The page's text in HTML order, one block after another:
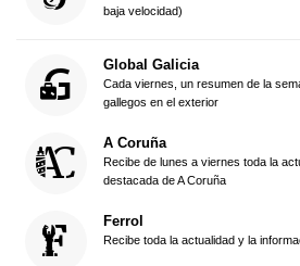
baja velocidad)
Global Galicia
Cada viernes, un resumen de la
gallegos en el exterior
A Coruña
Recibe de lunes a viernes toda la
destacada de A Coruña
Ferrol
Recibe toda la actualidad y la